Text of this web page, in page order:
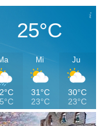
25°C
Mi
31°C
23°C
Ju
30°C
23°C